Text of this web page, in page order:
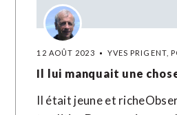
12 AOÛT 2023 YVES PRIGENT,
Il lui manquait une
Il était jeune et